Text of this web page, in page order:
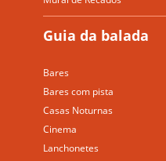
Guia da balada
Bares
Bares com pista
Casas Noturnas
Cinema
Lanchonetes